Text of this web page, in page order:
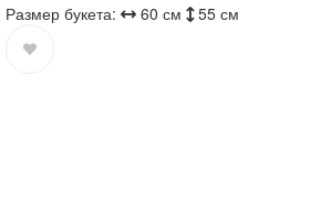
Размер букета: 60 см 55 см